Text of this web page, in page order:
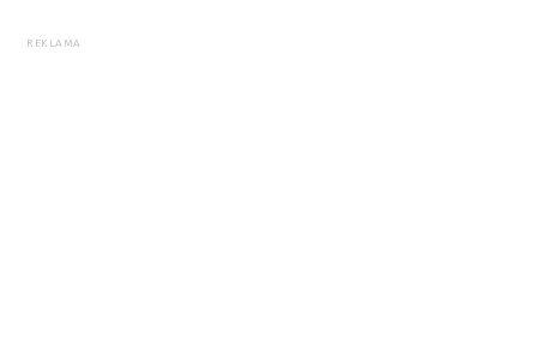
REKLAMA